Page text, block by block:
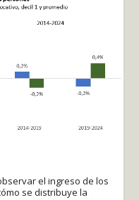
el ingreso de los
se distribuye la